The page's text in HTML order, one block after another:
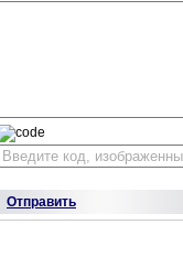
Отправить